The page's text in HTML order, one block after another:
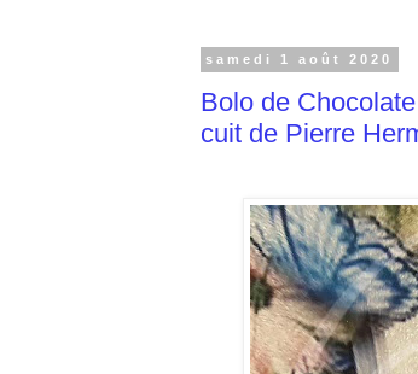
samedi 1 août 2020
Bolo de
cuit de Pierre